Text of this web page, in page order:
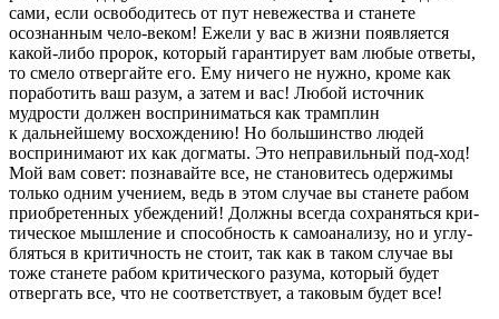
сами, если освободитесь от пут невежества и станете
осознанным чело-веком! Ежели у вас в жизни появляется
какой-либо пророк, который гарантирует вам любые ответы,
то смело отвергайте его. Ему ничего не нужно, кроме как
поработить ваш разум, а затем и вас! Любой источник
мудрости должен восприниматься как трамплин
к дальнейшему восхождению! Но большинство людей
воспринимают их как догматы. Это неправильный под-ход!
Мой вам совет: познавайте все, не становитесь одержимы
только одним учением, ведь в этом случае вы станете рабом
приобретенных убеждений! Должны всегда сохраняться кри-
тическое мышление и способность к самоанализу, но и углу-
бляться в критичность не стоит, так как в таком случае вы
тоже станете рабом критического разума, который будет
отвергать все, что не соответствует, а таковым будет все!